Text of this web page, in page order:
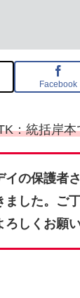
Facebook
：統括岸本
イの保護者
した。ご
しくお願